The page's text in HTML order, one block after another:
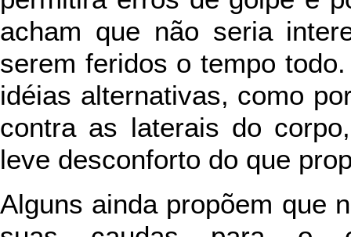
acham que não seria
serem feridos o tempo
idéias alternativas, como
contra as laterais do
leve desconforto do que
Alguns ainda propõem que